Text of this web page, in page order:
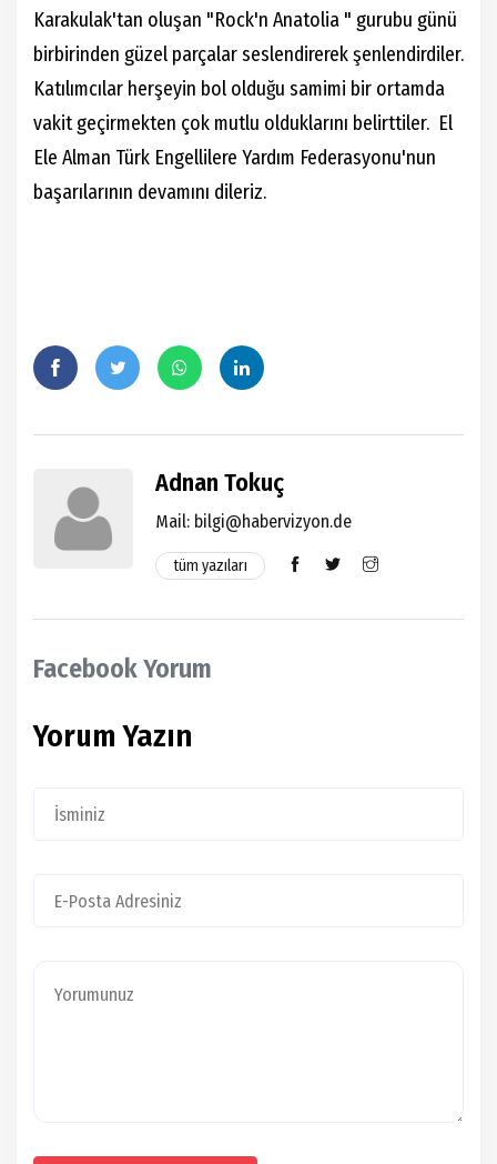
Karakulak'tan oluşan "Rock'n Anatolia " gurubu günü
birbirinden güzel parçalar seslendirerek şenlendirdiler.
Katılımcılar herşeyin bol olduğu samimi bir ortamda
vakit geçirmekten çok mutlu olduklarını belirttiler. El
Ele Alman Türk Engellilere Yardım Federasyonu'nun
başarılarının devamını dileriz.
Adnan Tokuç
Mail: bilgi@habervizyon.de
tüm yazıları
Facebook Yorum
Yorum Yazın